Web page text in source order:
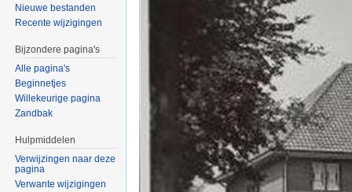
Nieuwe bestanden
Recente wijzigingen
Bijzondere pagina's
Alle pagina's
Beginnetjes
Willekeurige pagina
Zandbak
Hulpmiddelen
Verwijzingen naar deze
pagina
Verwante wijzigingen